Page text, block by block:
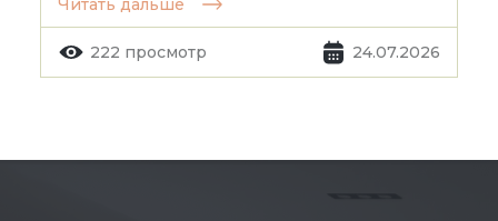
Читать дальше
222 просмотр 24.07.2026